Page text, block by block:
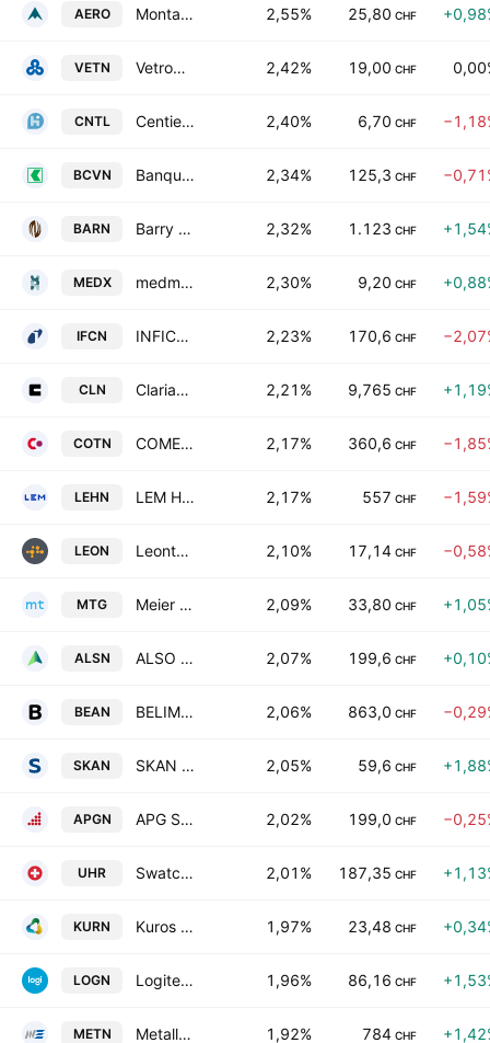
AERO Montana Aerospace AG 2,55% 25,80 CHF
VETN Vetropack Holding AG Class A 2,42% 19,00 CHF
CNTL Centiel AG 2,40% 6,70 CHF
BCVN Banque Cantonale Vaudoise 2,34% 125,3 CHF
BARN Barry Callebaut AG 2,32% 1.123 CHF
MEDX medmix AG 2,30% 9,20 CHF
IFCN INFICON Holding AG 2,23% 170,6 CHF
CLN Clariant AG 2,21% 9,765 CHF
COTN COMET Holding AG 2,17% 360,6 CHF
LEHN LEM Holding SA 2,17% 557 CHF
LEON Leonteq AG 2,10% 17,14 CHF
MTG Meier Tobler Group AG 2,09% 33,80 CHF
ALSN ALSO Holding AG 2,07% 199,6 CHF
BEAN BELIMO Holding AG 2,06% 863,0 CHF
SKAN SKAN Group AG 2,05% 59,6 CHF
APGN APG SGA SA 2,02% 199,0 CHF
UHR Swatch Group Ltd. Bearer 2,01% 187,35 CHF
KURN Kuros Biosciences Ltd. 1,97% 23,48 CHF
LOGN Logitech International S.A. 1,96% 86,16 CHF
METN Metall Zug AG Class B 1,92% 784 CHF